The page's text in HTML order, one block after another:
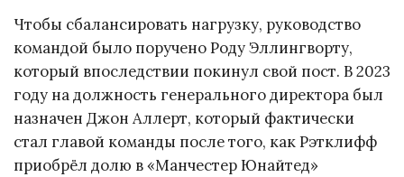
Чтобы сбалансировать нагрузку, руководство
командой было поручено Роду Эллингворту,
который впоследствии покинул свой пост. В 2023
году на должность генерального директора был
назначен Джон Аллерт, который фактически
стал главой команды после того, как Рэтклифф
приобрёл долю в «Манчестер Юнайтед»